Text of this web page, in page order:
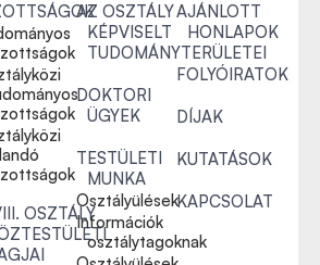
OSZTÁLY
AZ OSZTÁLY
KÉPVISELT
TUDOMÁNYTERÜLETEI
DOKTORI
ÜGYEK
TESTÜLETI
MUNKA
Osztályülések
Információk
osztálytagoknak
AJÁNLOTT
HONLAPOK
FOLYÓIRATOK
DÍJAK
KUTATÁSOK
KAPCSOLAT